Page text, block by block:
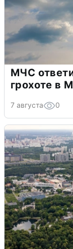
МЧС
грохоте в
7 августа 0